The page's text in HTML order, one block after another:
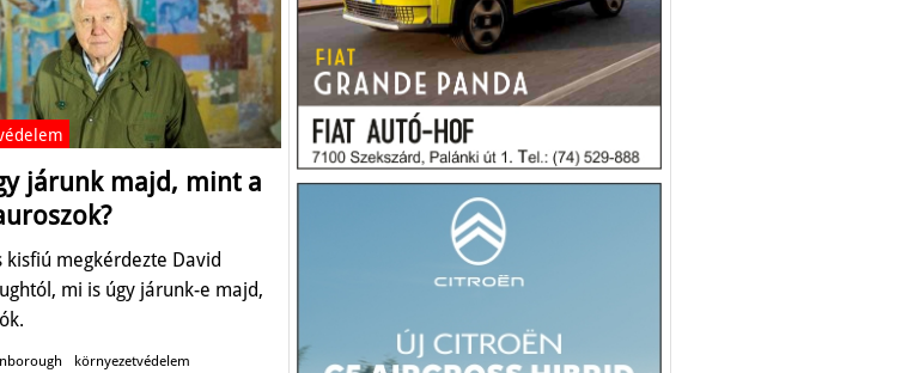
járunk majd, mint a
kisfiú megkérdezte David
mi is úgy járunk-e majd,
környezetvédelem